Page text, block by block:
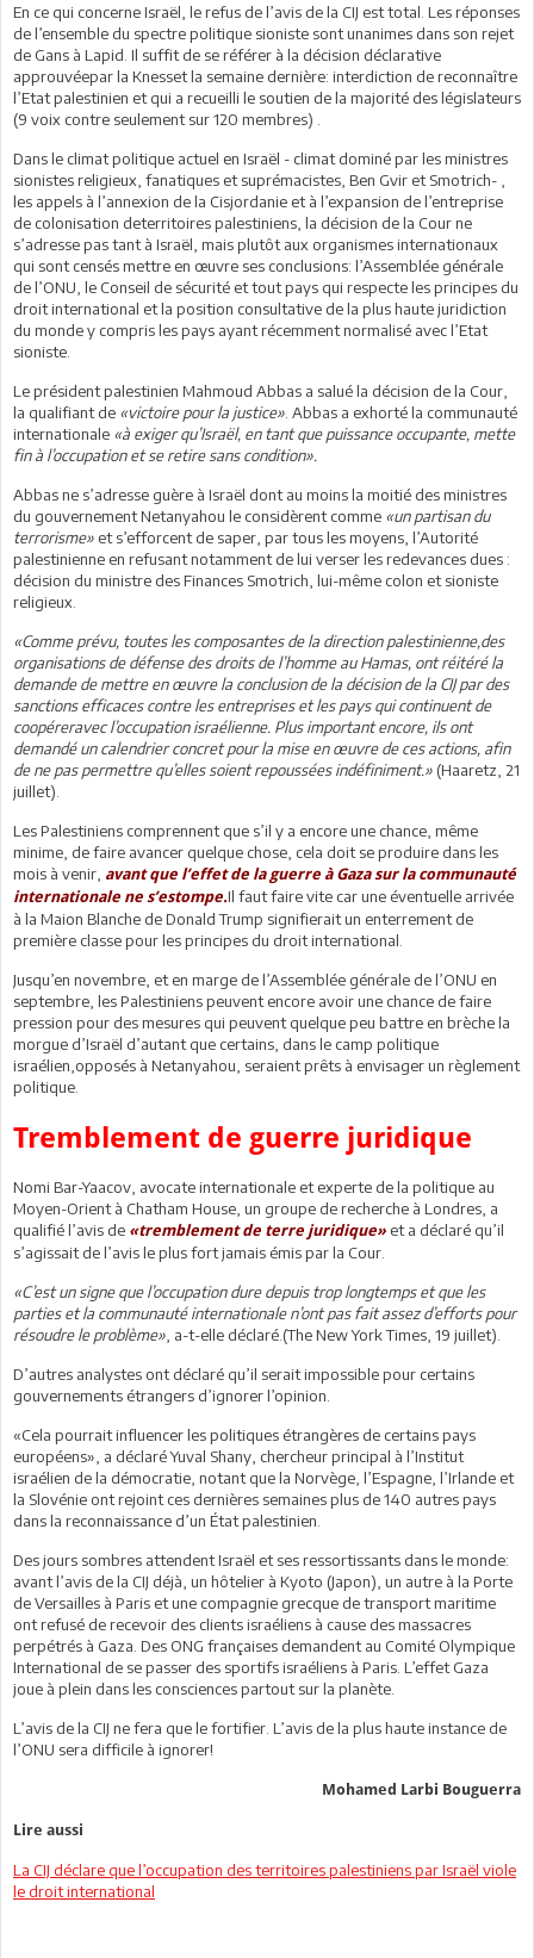
En ce qui concerne Israël, le refus de l’avis de la CIJ est total. Les réponses
de l’ensemble du spectre politique sioniste sont unanimes dans son rejet
de Gans à Lapid. Il suffit de se référer à la décision déclarative
approuvéepar la Knesset la semaine dernière: interdiction de reconnaître
l’Etat palestinien et qui a recueilli le soutien de la majorité des législateurs
(9 voix contre seulement sur 120 membres) .
Dans le climat politique actuel en Israël - climat dominé par les ministres
sionistes religieux, fanatiques et suprémacistes, Ben Gvir et Smotrich- ,
les appels à l’annexion de la Cisjordanie et à l’expansion de l’entreprise
de colonisation deterritoires palestiniens, la décision de la Cour ne
s’adresse pas tant à Israël, mais plutôt aux organismes internationaux
qui sont censés mettre en œuvre ses conclusions: l’Assemblée générale
de l’ONU, le Conseil de sécurité et tout pays qui respecte les principes du
droit international et la position consultative de la plus haute juridiction
du monde y compris les pays ayant récemment normalisé avec l’Etat
sioniste.
Le président palestinien Mahmoud Abbas a salué la décision de la Cour,
la qualifiant de «victoire pour la justice» . Abbas a exhorté la communauté
internationale «à exiger qu’Israël, en tant que puissance occupante, mette
fin à l’occupation et se retire sans condition».
Abbas ne s’adresse guère à Israël dont au moins la moitié des ministres
du gouvernement Netanyahou le considèrent comme «un partisan du
terrorisme» et s’efforcent de saper, par tous les moyens, l’Autorité
palestinienne en refusant notamment de lui verser les redevances dues :
décision du ministre des Finances Smotrich, lui-même colon et sioniste
religieux.
«Comme prévu, toutes les composantes de la direction palestinienne,des
organisations de défense des droits de l’homme au Hamas, ont réitéré la
demande de mettre en œuvre la conclusion de la décision de la CIJ par des
sanctions efficaces contre les entreprises et les pays qui continuent de
coopéreravec l’occupation israélienne. Plus important encore, ils ont
demandé un calendrier concret pour la mise en œuvre de ces actions, afin
de ne pas permettre qu’elles soient repoussées indéfiniment.» (Haaretz, 21
juillet).
Les Palestiniens comprennent que s’il y a encore une chance, même
minime, de faire avancer quelque chose, cela doit se produire dans les
mois à venir, avant que l’effet de la guerre à Gaza sur la communauté
internationale ne s’estompe.Il faut faire vite car une éventuelle arrivée
à la Maion Blanche de Donald Trump signifierait un enterrement de
première classe pour les principes du droit international.
Jusqu’en novembre, et en marge de l’Assemblée générale de l’ONU en
septembre, les Palestiniens peuvent encore avoir une chance de faire
pression pour des mesures qui peuvent quelque peu battre en brèche la
morgue d’Israël d’autant que certains, dans le camp politique
israélien,opposés à Netanyahou, seraient prêts à envisager un règlement
politique.
Tremblement de guerre juridique
Nomi Bar-Yaacov, avocate internationale et experte de la politique au
Moyen-Orient à Chatham House, un groupe de recherche à Londres, a
qualifié l’avis de «tremblement de terre juridique» et a déclaré qu’il
s’agissait de l’avis le plus fort jamais émis par la Cour.
«C’est un signe que l’occupation dure depuis trop longtemps et que les
parties et la communauté internationale n’ont pas fait assez d’efforts pour
résoudre le problème» , a-t-elle déclaré.(The New York Times, 19 juillet).
D’autres analystes ont déclaré qu’il serait impossible pour certains
gouvernements étrangers d’ignorer l’opinion.
«Cela pourrait influencer les politiques étrangères de certains pays
européens», a déclaré Yuval Shany, chercheur principal à l’Institut
israélien de la démocratie, notant que la Norvège, l’Espagne, l’Irlande et
la Slovénie ont rejoint ces dernières semaines plus de 140 autres pays
dans la reconnaissance d’un État palestinien.
Des jours sombres attendent Israël et ses ressortissants dans le monde:
avant l’avis de la CIJ déjà, un hôtelier à Kyoto (Japon), un autre à la Porte
de Versailles à Paris et une compagnie grecque de transport maritime
ont refusé de recevoir des clients israéliens à cause des massacres
perpétrés à Gaza. Des ONG françaises demandent au Comité Olympique
International de se passer des sportifs israéliens à Paris. L’effet Gaza
joue à plein dans les consciences partout sur la planète.
L’avis de la CIJ ne fera que le fortifier. L’avis de la plus haute instance de
l’ONU sera difficile à ignorer!
Mohamed Larbi Bouguerra
Lire aussi
La CIJ déclare que l’occupation des territoires palestiniens par Israël viole
le droit international